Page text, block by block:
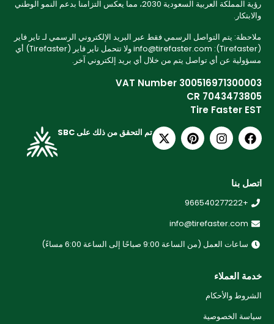
رؤية المملكة العربية السعودية 2030، مما يعكس التزامنا بدعم النمو الوطني
والابتكار.
ملاحظة: يتم التواصل الرسمي فقط عبر البريد الإلكتروني الرسمي لـ تاير فاير
(Tirefaster): info@tirefaster.com ولا تتحمل تاير فاير (Tirefaster) أي
مسؤولية عن أي تواصل يتم من خلال أي بريد إلكتروني آخر.
VAT Number 300516971300003
CR 7043473805
Tire Faster EST
تم التحقق من ذلك على SBC
اتصل بنا
+966540277222
info@tirefaster.com
ساعات العمل (من الساعة 9:00 صباحًا إلى الساعة 6:00 مساءً)
خدمة العملاء
الشروط والأحكام
سياسة الخصوصية